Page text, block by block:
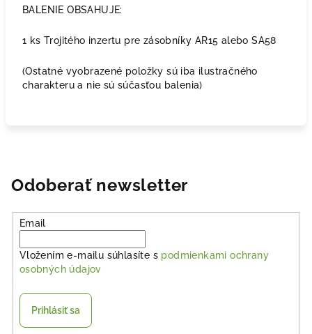
BALENIE OBSAHUJE:
1 ks Trojitého inzertu pre zásobníky AR15 alebo SA58
(Ostatné vyobrazené položky sú iba ilustračného
charakteru a nie sú súčasťou balenia)
Odoberať newsletter
Email
Vložením e-mailu súhlasíte s podmienkami ochrany
osobných údajov
Prihlásiť sa